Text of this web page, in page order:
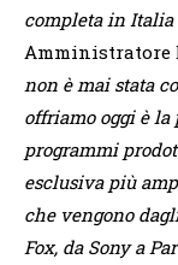
completa in Italia
Amministratore
non è mai stata
offriamo oggi è
programmi
esclusiva più
che vengono
Fox, da Sony a